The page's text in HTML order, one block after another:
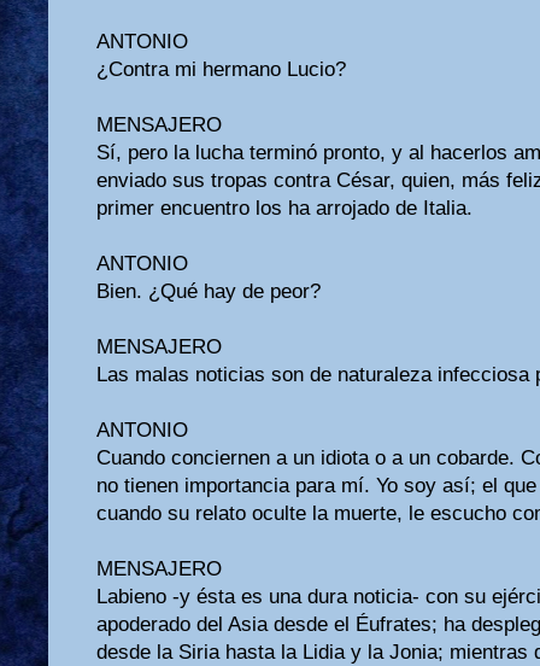
ANTONIO
¿Contra mi hermano Lucio?
MENSAJERO
Sí, pero la lucha terminó pronto, y al hacerlos
enviado sus tropas contra César, quien, más
primer encuentro los ha arrojado de Italia.
ANTONIO
Bien. ¿Qué hay de peor?
MENSAJERO
Las malas noticias son de naturaleza infecciosa
ANTONIO
Cuando conciernen a un idiota o a un cobarde.
no tienen importancia para mí. Yo soy así; el
cuando su relato oculte la muerte, le escucho
MENSAJERO
Labieno -y ésta es una dura noticia- con su
apoderado del Asia desde el Éufrates; ha
desde la Siria hasta la Lidia y la Jonia; mientras